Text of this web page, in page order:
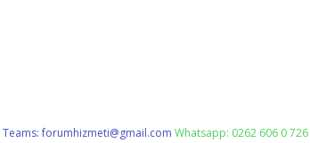
Teams:forumhizmeti@gmail.com Whatsapp: 0262 606 0 726